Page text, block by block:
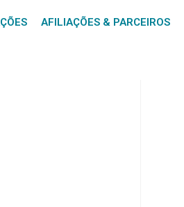
AFILIAÇÕES & PARCEIROS